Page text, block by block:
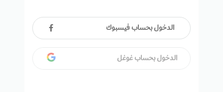
الدخول بحساب فيسبوك
الدخول بحساب غوغل